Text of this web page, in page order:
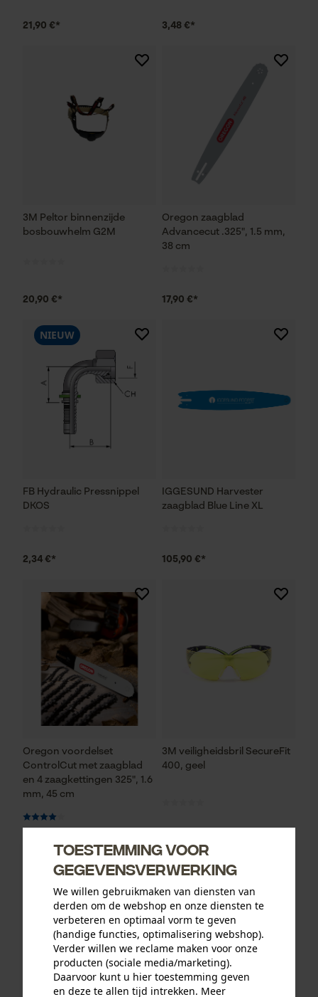
21,90 €* 3,48 €*
3M Peltor binnenzijde
bosbouwhelm G2M
20,90 €*
Oregon zaagblad
Advancecut .325", 1.5 mm,
38 cm
17,90 €*
FB Hydraulic Pressnippel
DKOS
NIEUW
2,34 €*
IGGESUND Harvester
zaagblad Blue Line XL
105,90 €*
Oregon voordelset
ControlCut met zaagblad
en 4 zaagkettingen 325", 1.6
mm, 45 cm
93,73 €*
3M veiligheidsbril SecureFit
400, geel
12,90 €*
Toestemming voor
gegevensverwerking
We willen gebruikmaken van diensten van
derden om de webshop en onze diensten te
verbeteren en optimaal vorm te geven
(handige functies, optimalisering webshop).
Verder willen we reclame maken voor onze
producten (sociale media/marketing).
Daarvoor kunt u hier toestemming geven
en deze te allen tijd intrekken. Meer